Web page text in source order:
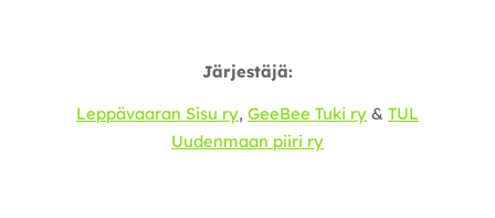
Järjestäjä:
Leppävaaran Sisu ry, GeeBee Tuki ry & TUL
Uudenmaan piiri ry